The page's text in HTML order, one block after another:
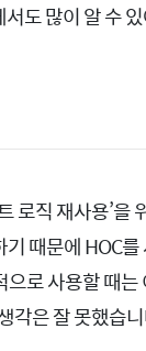
도 많이 알 수
로직 재사용’
때문에 HOC
로 사용할 때
각은 잘 못했습